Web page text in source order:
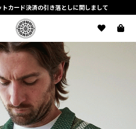
カード決済の引き落としに関しまして
ください】抽選応募に関する注意事項
STOREの会員に関しまして